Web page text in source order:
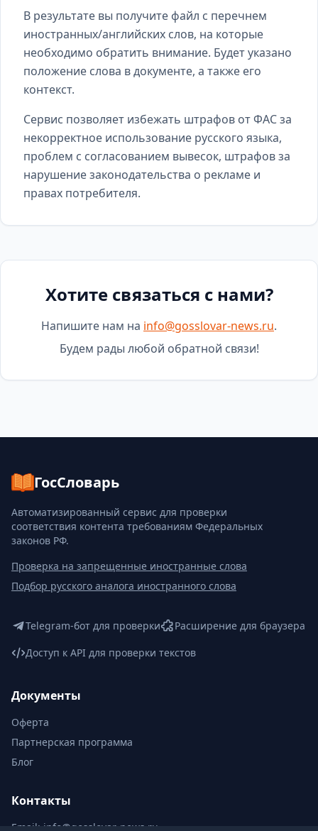
В результате вы получите файл с перечнем
иностранных/английских слов, на которые
необходимо обратить внимание. Будет указано
положение слова в документе, а также его
контекст.
Сервис позволяет избежать штрафов от ФАС за
некорректное использование русского языка,
проблем с согласованием вывесок, штрафов за
нарушение законодательства о рекламе и
правах потребителя.
Хотите связаться с нами?
Напишите нам на info@gosslovar-news.ru.
Будем рады любой обратной связи!
ГосСловарь
Автоматизированный сервис для проверки
соответствия контента требованиям Федеральных
законов РФ.
Проверка на запрещенные иностранные слова
Подбор русского аналога иностранного слова
Telegram-бот для проверки
Расширение для браузера
Доступ к API для проверки текстов
Документы
Оферта
Партнерская программа
Блог
Контакты
Email: info@gosslovar-news.ru